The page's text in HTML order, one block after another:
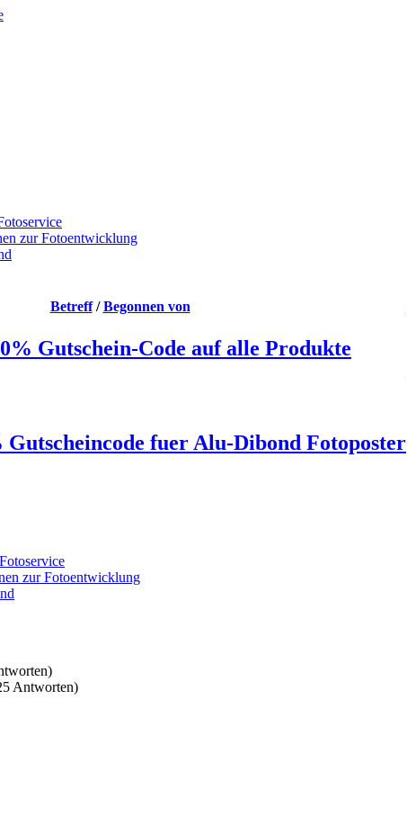
zur Fotoentwicklung
Betreff/Begonnen von
Gutschein-Code auf alle Produkte
fuer Alu-Dibond Fotoposter
zur Fotoentwicklung
Antworten)